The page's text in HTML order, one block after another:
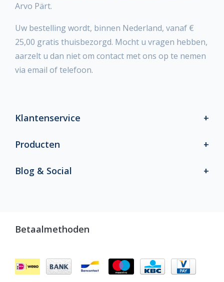
Arvo Pärt.
Uw bestelling wordt, binnen Nederland, vanaf €
25,00 gratis thuisbezorgd. Mocht u vragen hebben,
aarzelt u dan niet om contact met ons op te nemen
via email of telefoon.
Klantenservice
Producten
Blog & Social
Betaalmethoden